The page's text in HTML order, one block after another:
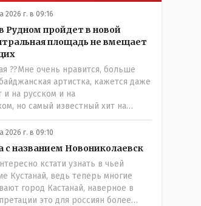
2026 г. в 09:16
Рудном пройдет в новой
площадь не вмещает
??Мне очень нравится, больше
артистка, кажется даже
и на русском и на
но самый известный хит на
очень необычный низкий тембр
2026 г. в 09:10
с названием Новониколаевск
кстати узнать в чьей
Кустанай, ведь теперь многие
город Кастанай, наверное в
это для россиян более